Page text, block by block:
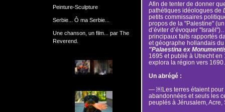
Peinture-Sculpture
Serbie... Ô ma Serbie...
Une chanson, un film... par The
Reverend.
Afin de tenter de donner
pathétiques idéologues de
petits commissaires
propos de la "Palestine"
d’éviter d’évoquer
principaux faits rapportés
et géographe hollandais
"Palaestina ex
1695 et publié à Utrecht
explora la région vers 1690.
Un abrégé :
— ￼Les terres étaient pour
abandonnées et seuls les
peuplés à Jérusalem, Acre,